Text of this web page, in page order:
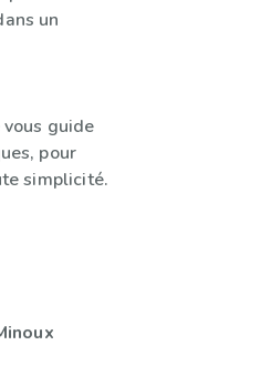
un
guide
pour
simplicité.